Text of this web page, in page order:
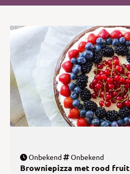
Onbekend Onbekend
Browniepizza met rood fruit